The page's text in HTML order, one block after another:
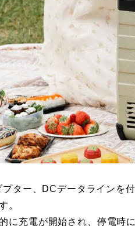
ター、DCデータラインを
。
に充電が開始され、停電時